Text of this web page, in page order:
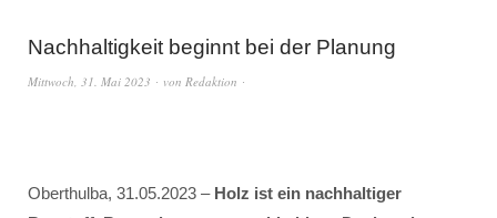
Nachhaltigkeit beginnt bei der Planung
Mittwoch, 31. Mai 2023 von Redaktion
Oberthulba, 31.05.2023 – Holz ist ein nachhaltiger